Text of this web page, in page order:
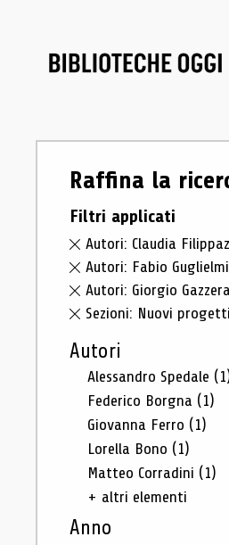
Raffina la
Filtri applicati
Autori: Claudia
Autori: Fabio Guglielmi
Autori: Giorgio Gazzera
Sezioni: Nuovi progetti
Autori
Alessandro Spedale
Federico Borgna (1)
Giovanna Ferro (1)
Lorella Bono (1)
Matteo Corradini (1)
+ altri elementi
Anno